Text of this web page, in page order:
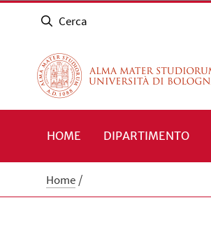
Cerca
HOME DIPARTIMENTO
Home